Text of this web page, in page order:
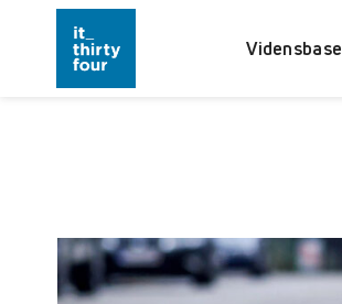
Vidensbase